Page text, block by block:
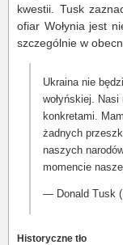
kwestii. Tusk
ofiar Wołynia jest
szczególnie w
Ukraina nie
wołyńskiej.
konkretami.
żadnych
naszych
momencie
— Donald Tusk
Historyczne tło